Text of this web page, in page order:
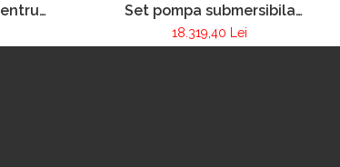
Set pompa submersibila
Nautilius 4/1
18.319,40 Lei